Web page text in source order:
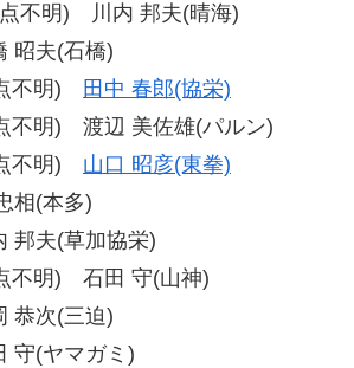
不明) 川内 邦夫(晴海)
夫(石橋)
不明)
田中 春郎(協栄)
不明) 渡辺 美佐雄(パルン)
不明) 山口 昭彦(東拳)
相(本多)
夫(草加協栄)
不明) 石田 守(山神)
次(三迫)
(ヤマガミ)